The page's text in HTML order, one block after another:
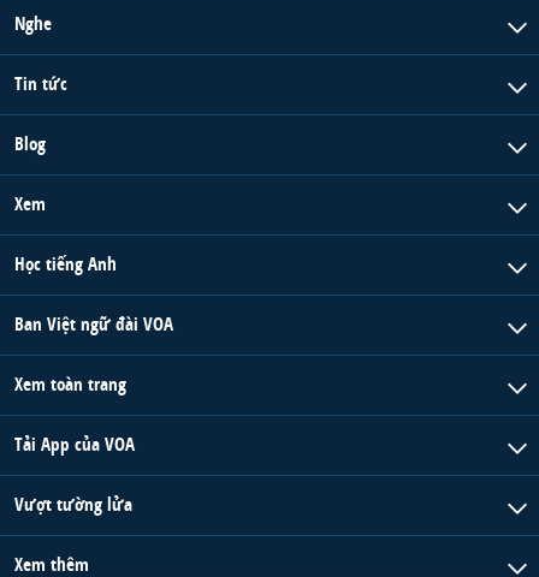
Nghe
Tin tức
Blog
Xem
Học tiếng Anh
Ban Việt ngữ đài VOA
Xem toàn trang
Tải App của VOA
Vượt tường lửa
Xem thêm